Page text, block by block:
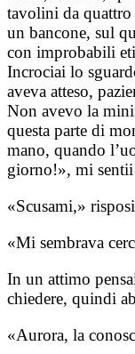
tavolini da
un bancone, sul
con improbabili
Incrociai lo
aveva atteso,
Non avevo la
questa parte di
mano, quando
giorno!», mi
«Scusami,»
«Mi sembrava
In un attimo
chiedere, quindi
«Aurora, la